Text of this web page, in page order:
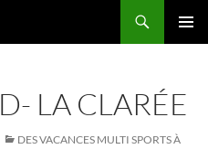
LA CLARÉE
DES VACANCES MULTI SPORTS À